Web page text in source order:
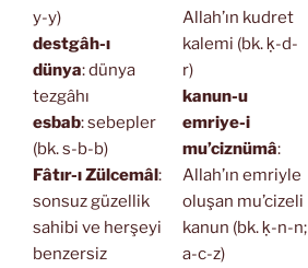
y-y)
destgâh-ı
dünya: dünya
tezgâhı
esbab: sebepler
(bk. s-b-b)
Fâtır-ı Zülcemâl :
sonsuz güzellik
sahibi ve herşeyi
benzersiz
Allah’ın kudret
kalemi (bk. ḳ-d-
r)
kanun-u
emriye-i
mu’ciznümâ:
Allah’ın emriyle
oluşan mu’cizeli
kanun (bk. ḳ-n-n;
a-c-z)